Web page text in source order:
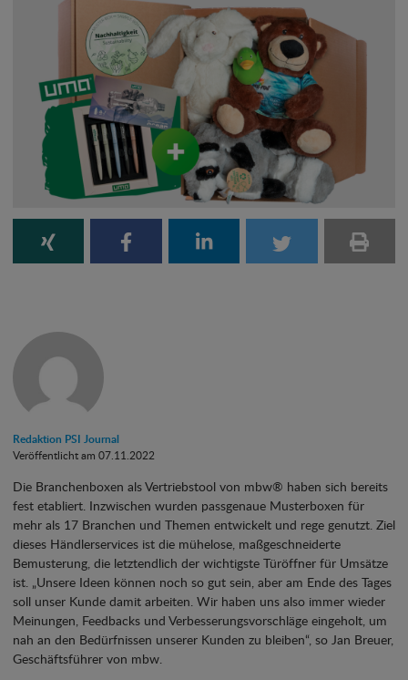
Redaktion PSI Journal
Veröffentlicht am 07.11.2022
Die Branchenboxen als Vertriebstool von mbw® haben sich bereits
fest etabliert. Inzwischen wurden passgenaue Musterboxen für
mehr als 17 Branchen und Themen entwickelt und rege genutzt. Ziel
dieses Händlerservices ist die mühelose, maßgeschneiderte
Bemusterung, die letztendlich der wichtigste Türöffner für Umsätze
ist. „Unsere Ideen können noch so gut sein, aber am Ende des Tages
soll unser Kunde damit arbeiten. Wir haben uns also immer wieder
Meinungen, Feedbacks und Verbesserungsvorschläge eingeholt, um
nah an den Bedürfnissen unserer Kunden zu bleiben“, so Jan Breuer,
Geschäftsführer von mbw.